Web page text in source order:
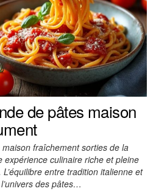
de pâtes maison
fraîchement sorties de la
expérience culinaire riche et pleine
entre tradition italienne et
des pâtes…